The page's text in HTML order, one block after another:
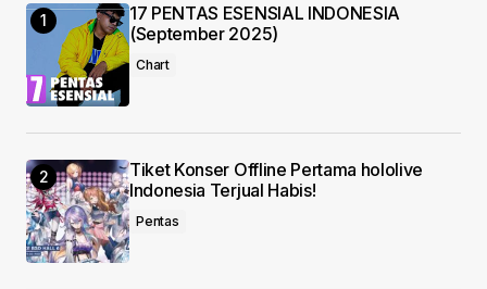
Your E-mail*
Save my name, email, and website in this
browser for the next time I comment.
Submit Comment
17 PENTAS ESENSIAL INDONESIA
(September 2025)
Chart
Tiket Konser Offline Pertama hololive
Indonesia Terjual Habis!
Pentas